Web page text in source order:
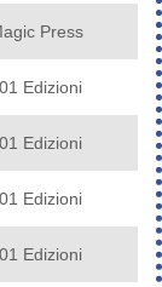
Press
Edizioni
Edizioni
Edizioni
Edizioni